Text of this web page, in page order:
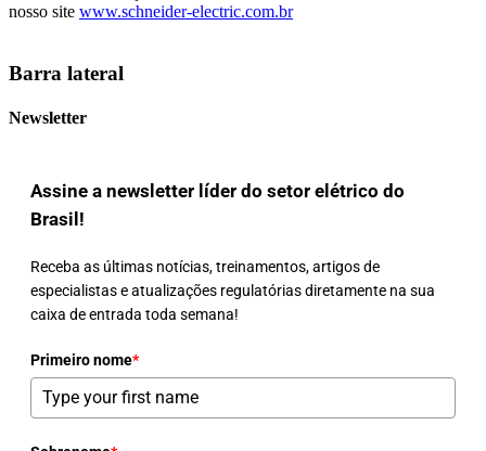
nosso site www.schneider-electric.com.br
Barra lateral
Newsletter
Assine a newsletter líder do setor elétrico do
Brasil!
Receba as últimas notícias, treinamentos, artigos de
especialistas e atualizações regulatórias diretamente na sua
caixa de entrada toda semana!
Primeiro nome*